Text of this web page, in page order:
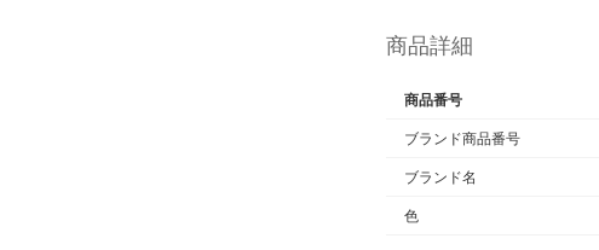
商品詳細
商品番号
ブランド商品番号
ブランド名
色